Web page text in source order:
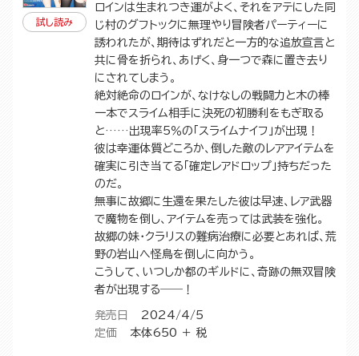
試し読み
した～（1）
ロインは生まれつき運がよく、それをアテにした同
じ村のグフトックに無理やり冒険者パーティーに
誘われたが、期待はずれだと一方的な追放宣言と
共に骨を折られ、あげく、身一つで森に置き去り
にされてしまう。
絶対絶命のロインが、なけなしの戦闘力と木の棒
一本でスライム相手に決死の初勝利をもぎ取る
と……出現率5％の「スライムナイフ」が出現！
彼は幸運体質どころか、倒した敵のレアアイテムを
確実に引き当てる「確定レアドロップ」持ちだった
のだ。
無事に故郷に生還を果たした彼は早速、レア武器
で魔物を倒し、アイテムを売っては武装を強化。
故郷の妹・クラリスの難病治療に必要とあれば、荒
野の岩山へ怪鳥を倒しに向かう。
こうして、いつしか都のギルドに、奇跡の無双冒険
者が出現する――！
発売日
2024/4/5
定価
本体650 ＋ 税